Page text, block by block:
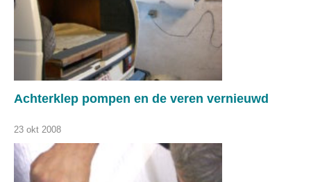
Achterklep pompen en de veren vernieuwd
23 okt 2008